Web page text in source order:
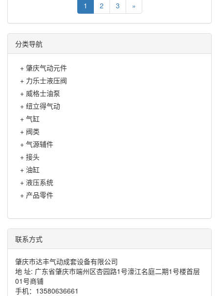
1 2 3 »
分类导航
+ 肇庆气动元件
+ 力乐士液压阀
+ 威格士油泵
+ 纽立得气动
+ 气缸
+ 阀类
+ 气源辅件
+ 接头
+ 油缸
+ 液压系统
+ 产品零件
联系方式
肇庆市达丰气动成套设备有限公司
地 址: 广东省肇庆市端州区杏园路1号濠江名庭二期1号楼首层
01号商铺
手机：13580636661